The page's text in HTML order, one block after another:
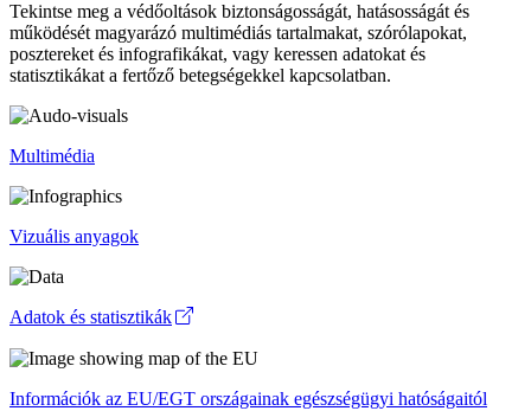
Tekintse meg a védőoltások biztonságosságát, hatásosságát és
működését magyarázó multimédiás tartalmakat, szórólapokat,
posztereket és infografikákat, vagy keressen adatokat és
statisztikákat a fertőző betegségekkel kapcsolatban.
Multimédia
Vizuális anyagok
Adatok és statisztikák
Információk az EU/EGT országainak egészségügyi hatóságaitól